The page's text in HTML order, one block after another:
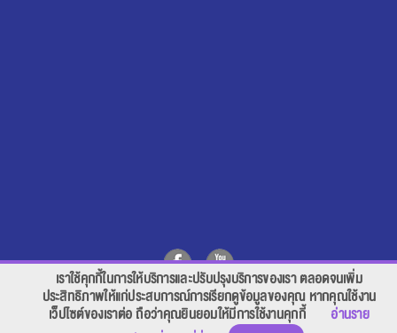
เราใช้คุกกี้ในการให้บริการและปรับปรุงบริการของเรา ตลอดจนเพิ่ม
ประสิทธิภาพให้แก่ประสบการณ์การเรียกดูข้อมูลของคุณ หากคุณใช้งาน
เว็ปไซต์ของเราต่อ ถือว่าคุณยินยอมให้มีการใช้งานคุกกี้
อ่านราย
สอบถาม คลิก